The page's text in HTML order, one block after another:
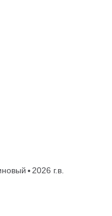
2026 г.в.